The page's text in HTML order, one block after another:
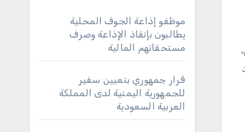
موظفو إذاعة الجوف المحلية
يطالبون بإنقاذ الإذاعة وصرف
مستحقاتهم المالية
قرار جمهوري بتعيين سفير
للجمهورية اليمنية لدى المملكة
العربية السعودية